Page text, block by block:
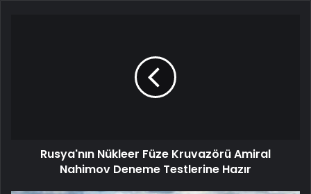
Rusya'nın Nükleer Füze Kruvazörü Amiral
Nahimov Deneme Testlerine Hazır